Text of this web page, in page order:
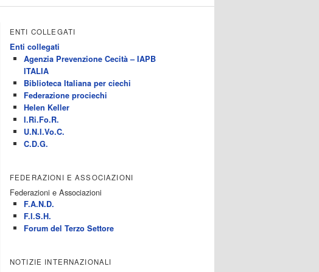
ENTI COLLEGATI
Enti collegati
Agenzia Prevenzione Cecità – IAPB
ITALIA
Biblioteca Italiana per ciechi
Federazione prociechi
Helen Keller
I.Ri.Fo.R.
U.N.I.Vo.C.
C.D.G.
FEDERAZIONI E ASSOCIAZIONI
Federazioni e Associazioni
F.A.N.D.
F.I.S.H.
Forum del Terzo Settore
NOTIZIE INTERNAZIONALI